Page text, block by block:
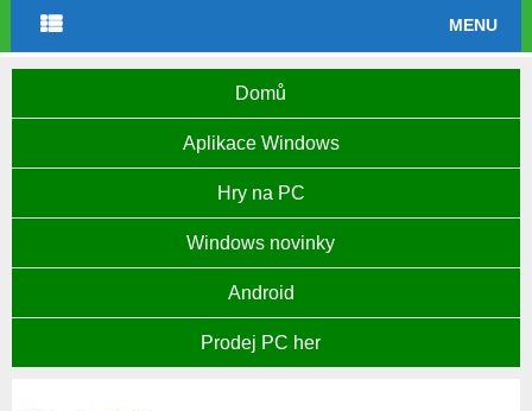
MENU
Domů
Aplikace Windows
Hry na PC
Windows novinky
Android
Prodej PC her